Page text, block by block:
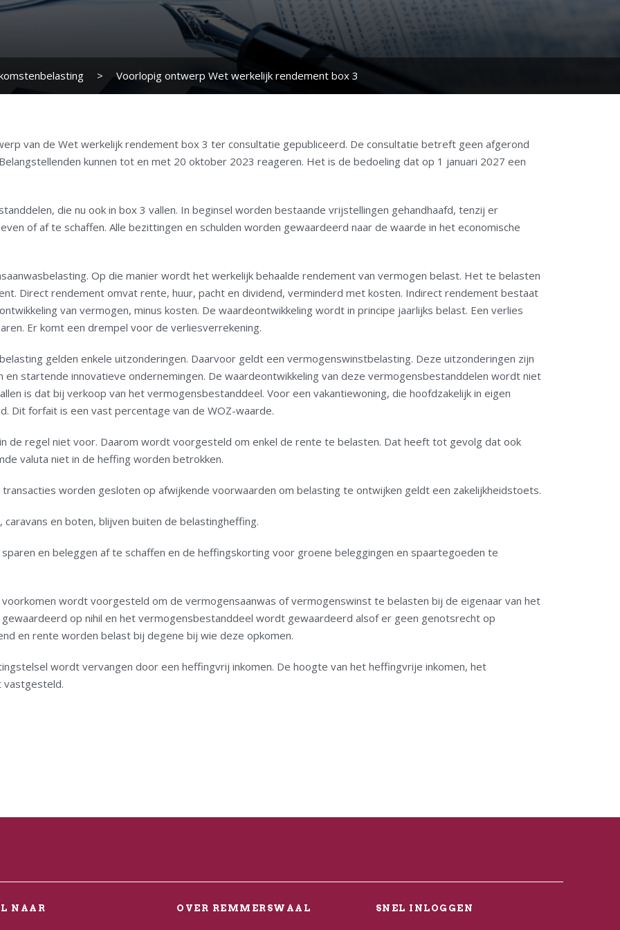
> Voorlopig ontwerp Wet werkelijk rendement box 3
van de Wet werkelijk rendement box 3 ter consultatie gepubliceerd. De consultatie betreft geen afgerond
kunnen tot en met 20 oktober 2023 reageren. Het is de bedoeling dat op 1 januari 2027 een
die nu ook in box 3 vallen. In beginsel worden bestaande vrijstellingen gehandhaafd, tenzij er
of af te schaffen. Alle bezittingen en schulden worden gewaardeerd naar de waarde in het economische
Op die manier wordt het werkelijk behaalde rendement van vermogen belast. Het te belasten
Direct rendement omvat rente, huur, pacht en dividend, verminderd met kosten. Indirect rendement bestaat
van vermogen, minus kosten. De waardeontwikkeling wordt in principe jaarlijks belast. Een verlies
Er komt een drempel voor de verliesverrekening.
gelden enkele uitzonderingen. Daarvoor geldt een vermogenswinstbelasting. Deze uitzonderingen zijn
en startende innovatieve ondernemingen. De waardeontwikkeling van deze vermogensbestanddelen wordt niet
is dat bij verkoop van het vermogensbestanddeel. Voor een vakantiewoning, die hoofdzakelijk in eigen
Dit forfait is een vast percentage van de WOZ-waarde.
de regel niet voor. Daarom wordt voorgesteld om enkel de rente te belasten. Dat heeft tot gevolg dat ook
valuta niet in de heffing worden betrokken.
worden gesloten op afwijkende voorwaarden om belasting te ontwijken geldt een zakelijkheidstoets.
en boten, blijven buiten de belastingheffing.
en beleggen af te schaffen en de heffingskorting voor groene beleggingen en spaartegoeden te
wordt voorgesteld om de vermogensaanwas of vermogenswinst te belasten bij de eigenaar van het
op nihil en het vermogensbestanddeel wordt gewaardeerd alsof er geen genotsrecht op
en rente worden belast bij degene bij wie deze opkomen.
wordt vervangen door een heffingvrij inkomen. De hoogte van het heffingvrije inkomen, het
vastgesteld.
NAAR OVER REMMERSWAAL SNEL INLOGGEN